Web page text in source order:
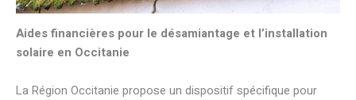
Aides financières pour le désamiantage et l’installation
solaire en Occitanie
La Région Occitanie propose un dispositif spécifique pour